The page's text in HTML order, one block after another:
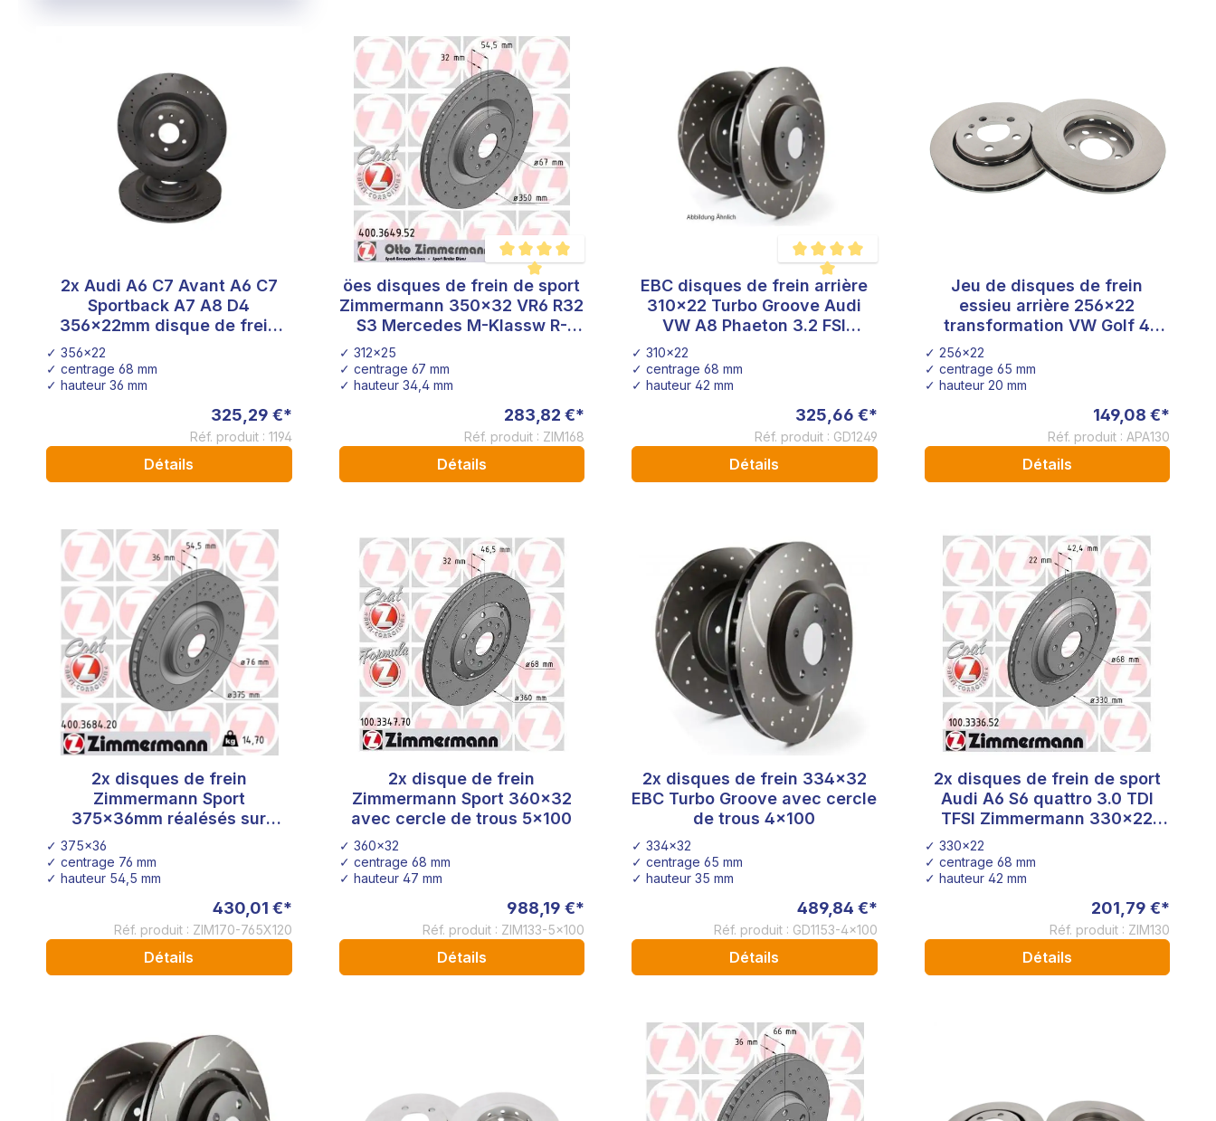
2x Audi A6 C7 Avant A6 C7
Sportback A7 A8 D4
356x22mm disque de frein
perforé Rotinger OE
4H0615601F
✓ 356x22
✓ centrage 68 mm
✓ hauteur 36 mm
325,29 €*
Réf. produit : 1194
Détails
Note moyenne de 5 sur 5 étoiles
öes disques de frein de sport
Zimmermann 350x32 VR6 R32
S3 Mercedes M-Klassw R-
Klasse GL-Klasse 400.3649.52
✓ 312x25
✓ centrage 67 mm
✓ hauteur 34,4 mm
283,82 €*
Réf. produit : ZIM168
Détails
Note moyenne de 5 sur 5 étoiles
EBC disques de frein arrière
310x22 Turbo Groove Audi
VW A8 Phaeton 3.2 FSI
✓ 310x22
✓ centrage 68 mm
✓ hauteur 42 mm
325,66 €*
Réf. produit : GD1249
Détails
Jeu de disques de frein
essieu arrière 256x22
transformation VW Golf 4
Audi A3 cercle de trous 5x112
✓ 256x22
✓ centrage 65 mm
✓ hauteur 20 mm
149,08 €*
Réf. produit : APA130
Détails
2x disques de frein
Zimmermann Sport
375x36mm réalésés sur
5x120 avec perçage du
moyeu 76mm
✓ 375x36
✓ centrage 76 mm
✓ hauteur 54,5 mm
430,01 €*
Réf. produit : ZIM170-765X120
Détails
2x disque de frein
Zimmermann Sport 360x32
avec cercle de trous 5x100
✓ 360x32
✓ centrage 68 mm
✓ hauteur 47 mm
988,19 €*
Réf. produit : ZIM133-5x100
Détails
2x disques de frein 334x32
EBC Turbo Groove avec cercle
de trous 4x100
✓ 334x32
✓ centrage 65 mm
✓ hauteur 35 mm
489,84 €*
Réf. produit : GD1153-4x100
Détails
2x disques de frein de sport
Audi A6 S6 quattro 3.0 TDI
TFSI Zimmermann 330x22
✓ 330x22
✓ centrage 68 mm
✓ hauteur 42 mm
201,79 €*
Réf. produit : ZIM130
Détails